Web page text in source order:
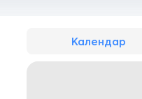
Календар